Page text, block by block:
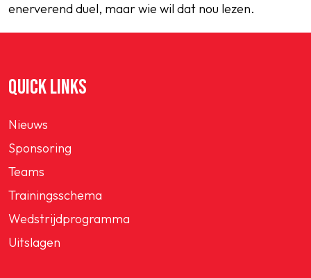
enerverend duel, maar wie wil dat nou lezen.
QUICK LINKS
Nieuws
Sponsoring
Teams
Trainingsschema
Wedstrijdprogramma
Uitslagen